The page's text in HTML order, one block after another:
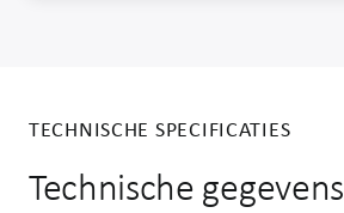
TECHNISCHE SPECIFICATIES
Technische gegevens